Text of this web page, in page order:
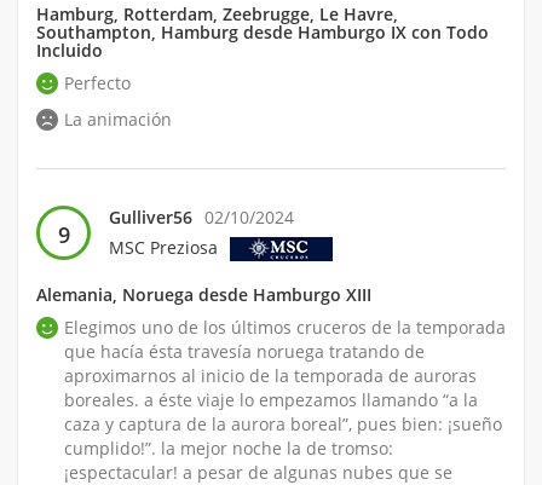
Hamburg, Rotterdam, Zeebrugge, Le Havre,
Southampton, Hamburg desde Hamburgo IX con Todo
Incluido
Perfecto
La animación
9
Gulliver56 02/10/2024
MSC Preziosa
Alemania, Noruega desde Hamburgo XIII
Elegimos uno de los últimos cruceros de la temporada
que hacía ésta travesía noruega tratando de
aproximarnos al inicio de la temporada de auroras
boreales. a éste viaje lo empezamos llamando “a la
caza y captura de la aurora boreal”, pues bien: ¡sueño
cumplido!”. la mejor noche la de tromso:
¡espectacular! a pesar de algunas nubes que se